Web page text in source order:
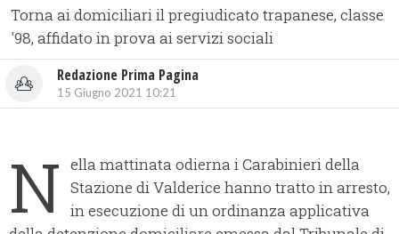
Torna ai domiciliari il pregiudicato trapanese, classe
'98, affidato in prova ai servizi sociali
Redazione Prima Pagina
15 Giugno 2021 10:21
N ella mattinata odierna i Carabinieri della
Stazione di Valderice hanno tratto in arresto,
in esecuzione di un ordinanza applicativa